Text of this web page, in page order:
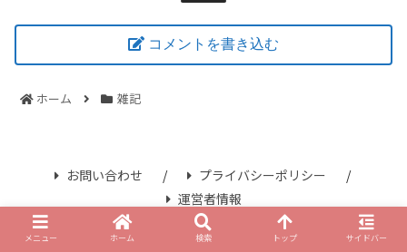
コメントを書き込む
ホーム 雑記
お問い合わせ
プライバシーポリシー
運営者情報
© 2021 さみずブログ.
メニュー ホーム 検索 トップ サイドバー